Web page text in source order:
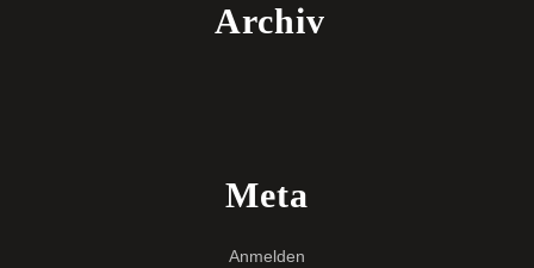
Archiv
Meta
Anmelden